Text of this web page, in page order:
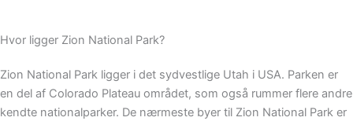
Hvor ligger Zion National Park?
Zion National Park ligger i det sydvestlige Utah i USA. Parken er
en del af Colorado Plateau området, som også rummer flere andre
kendte nationalparker. De nærmeste byer til Zion National Park er